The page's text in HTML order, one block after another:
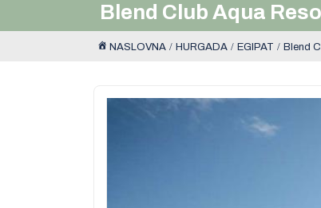
Blend Club Aqua
NASLOVNA HURGADA EGIPAT Blend